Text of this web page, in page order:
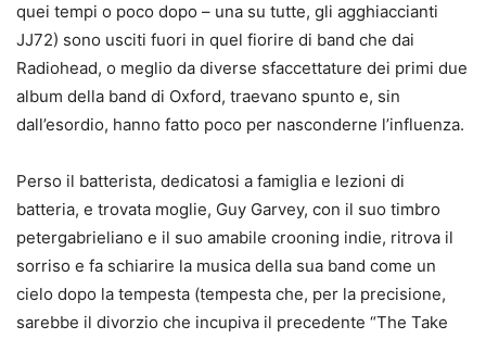
quei tempi o poco dopo – una su tutte, gli agghiaccianti
JJ72) sono usciti fuori in quel fiorire di band che dai
Radiohead, o meglio da diverse sfaccettature dei primi due
album della band di Oxford, traevano spunto e, sin
dall’esordio, hanno fatto poco per nasconderne l’influenza.
Perso il batterista, dedicatosi a famiglia e lezioni di
batteria, e trovata moglie, Guy Garvey, con il suo timbro
petergabrieliano e il suo amabile crooning indie, ritrova il
sorriso e fa schiarire la musica della sua band come un
cielo dopo la tempesta (tempesta che, per la precisione,
sarebbe il divorzio che incupiva il precedente “The Take